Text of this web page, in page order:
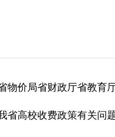
物价局省财政厅省教育
省高校收费政策有关问